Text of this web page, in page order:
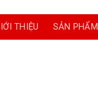
THIỆU SẢN PHẨM